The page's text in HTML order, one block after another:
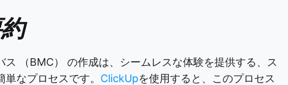
ス （BMC） の作成は、シームレスな体験を提供する、ス
なプロセスです。 ClickUpを使用すると、このプロセス